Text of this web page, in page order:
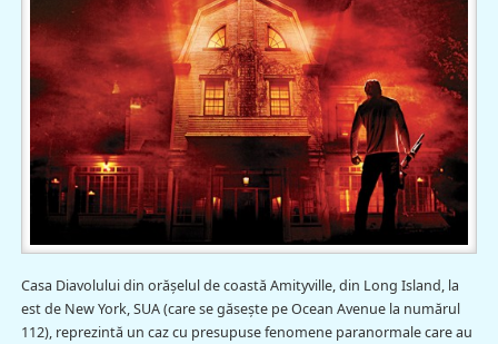
Casa Diavolului din orășelul de coastă Amityville, din Long Island, la
est de New York, SUA (care se găseşte pe Ocean Avenue la numărul
112), reprezintă un caz cu presupuse fenomene paranormale care au